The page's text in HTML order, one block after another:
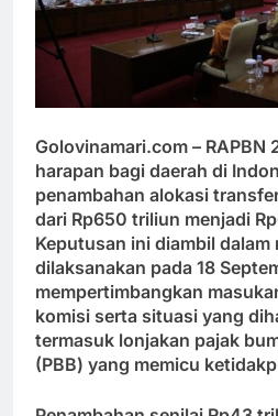
Golovinamari.com – RAPBN
harapan bagi daerah di
penambahan alokasi
dari Rp650 triliun menjadi
Keputusan ini diambil dalam
dilaksanakan pada 18
mempertimbangkan
komisi serta situasi yang
termasuk lonjakan pajak
(PBB) yang memicu